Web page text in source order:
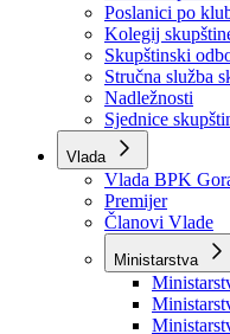
Skupština BPK
Rukovodstvo
Poslanici po
Poslanici po
Kolegij skupštine
Skupštinski
Stručna služba
Nadležnosti
Sjednice
Vlada
Vlada BPK
Premijer
Članovi Vlade
Ministarstva